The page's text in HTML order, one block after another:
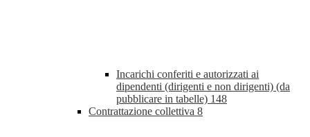
Incarichi conferiti e autorizzati ai
dipendenti (dirigenti e non dirigenti) (da
pubblicare in tabelle) 148
Contrattazione collettiva 8